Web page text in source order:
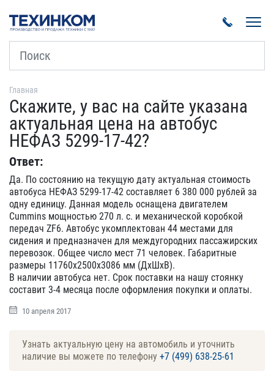
Главная
Скажите, у вас на сайте указана
актуальная цена на автобус
НЕФАЗ 5299-17-42?
Ответ:
Да. По состоянию на текущую дату актуальная стоимость
автобуса НЕФАЗ 5299-17-42 составляет 6 380 000 рублей за
одну единицу. Данная модель оснащена двигателем
Cummins мощностью 270 л. с. и механической коробкой
передач ZF6. Автобус укомплектован 44 местами для
сидения и предназначен для междугородних пассажирских
перевозок. Общее число мест 71 человек. Габаритные
размеры 11760х2500х3086 мм (ДхШхВ).
В наличии автобуса нет. Срок поставки на нашу стоянку
составит 3-4 месяца после оформления покупки и оплаты.
10 апреля 2017
Узнать актуальную цену на автомобиль и уточнить
наличие вы можете по телефону +7 (499) 638-25-61